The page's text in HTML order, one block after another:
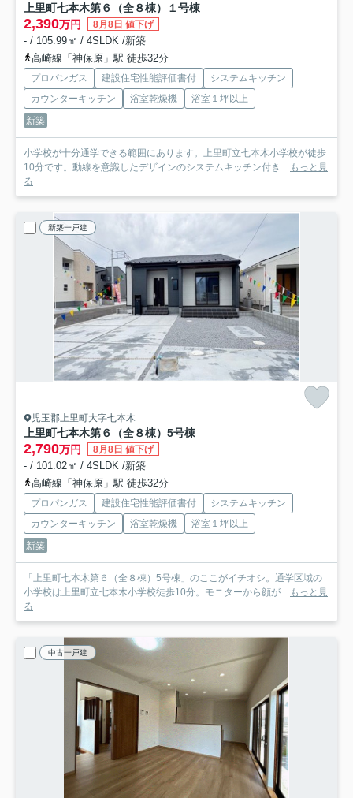
上里町七本木第６（全８棟）１号棟
2,390万円 8月8日 値下げ
- / 105.99㎡ / 4SLDK /新築
高崎線「神保原」駅 徒歩32分
プロパンガス 建設住宅性能評価書付
システムキッチン
カウンターキッチン
浴室乾燥機
浴室１坪以上
新築
小学校が十分通学できる範囲にあります。上里町立七本木小学校が徒歩
10分です。動線を意識したデザインのシステムキッチン付き...
もっと見
る
新築一戸建
児玉郡上里町大字七本木
上里町七本木第６（全８棟）5号棟
2,790万円 8月8日 値下げ
- / 101.02㎡ / 4SLDK /新築
高崎線「神保原」駅 徒歩32分
プロパンガス 建設住宅性能評価書付
システムキッチン
カウンターキッチン
浴室乾燥機
浴室１坪以上
新築
「上里町七本木第６（全８棟）5号棟」のここがイチオシ。通学区域の
小学校は上里町立七本木小学校徒歩10分。モニターから顔が...
もっと見
る
中古一戸建